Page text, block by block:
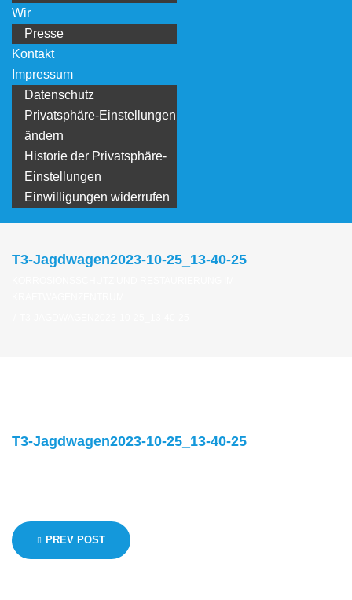
Wir
Presse
Kontakt
Impressum
Datenschutz
Privatsphäre-Einstellungen
ändern
Historie der Privatsphäre-
Einstellungen
Einwilligungen widerrufen
T3-Jagdwagen2023-10-25_13-40-25
T3-Jagdwagen2023-10-25_13-40-25
Beitragsnavigation
PREV POST